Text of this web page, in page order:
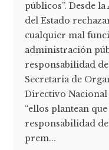
públicos”. Desde
del Estado
cualquier mal
administración
responsabilidad
Secretaria de
Directivo Nacional
“ellos plantean
responsabilidad
prem...